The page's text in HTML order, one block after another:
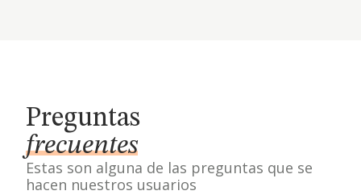
Preguntas
frecuentes
Estas son alguna de las preguntas que se
hacen nuestros usuarios